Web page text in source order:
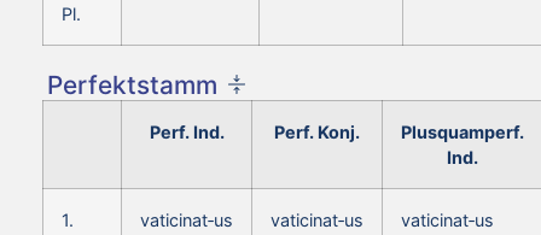
Pl.
Perfektstamm
Perf. Ind. Perf. Konj.
Plusquamperf.
Ind.
1.
vaticinat‑us
vaticinat‑us
vaticinat‑us